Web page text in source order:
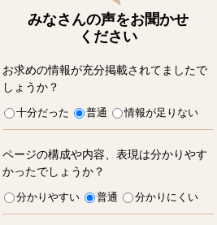
みなさんの声をお聞かせ
ください
お求めの情報が充分掲載されてましたで
しょうか？
十分だった 普通 情報が足りない
ページの構成や内容、表現は分かりやす
かったでしょうか？
分かりやすい 普通 分かりにくい